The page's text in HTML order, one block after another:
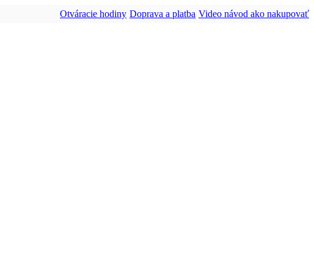
Otváracie hodiny Doprava a platba Video návod ako nakupovať